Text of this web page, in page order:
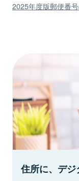
2025年度版郵便番
住所に、デジ